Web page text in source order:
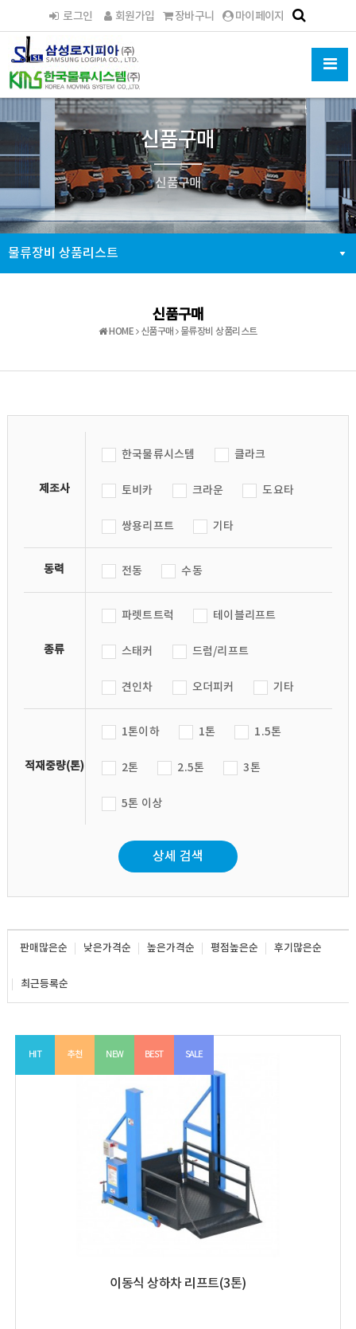
로그인 회원가입 장바구니 마이페이지
신품구매
신품구매
물류장비 상품리스트
신품구매
HOME 신품구매 물류장비 상품리스트
HOME 신품 물류장비
제조사
한국물류시스템 클라크
토비카 크라운 도요타
쌍용리프트 기타
동력 전동 수동
종류
파렛트트럭 테이블리프트
스태커 드럼/리프트
견인차 오더피커 기타
적재중량(톤)
1톤이하 1톤 1.5톤
2톤 2.5톤 3톤
5톤 이상
상세 검색
판매많은순 낮은가격순 높은가격순 평점높은순 후기많은순
최근등록순
이동식 상하차 리프트(3톤)
HIT 추천 NEW BEST SALE